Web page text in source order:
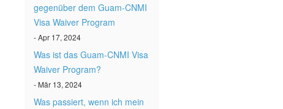
gegenüber dem Guam-CNMI
Visa Waiver Program
- Apr 17, 2024
Was ist das Guam-CNMI Visa
Waiver Program?
- Mär 13, 2024
Was passiert, wenn ich mein